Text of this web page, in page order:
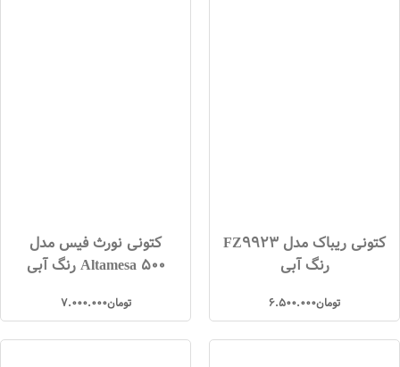
کتونی ریباک مدل FZ9923
رنگ آبی
تومان6.500.000
کتونی نورث فیس مدل
Altamesa 500 رنگ آبی
تومان7.000.000